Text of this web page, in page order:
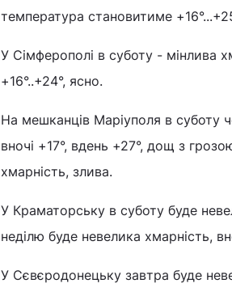
температура становитиме
У Сімферополі в суботу - мінлива
+16°..+24°, ясно.
На мешканців Маріуполя в суботу
вночі +17°, вдень +27°, дощ з
хмарність, злива.
У Краматорську в суботу буде
неділю буде невелика хмарність,
У Сєвєродонецьку завтра буде